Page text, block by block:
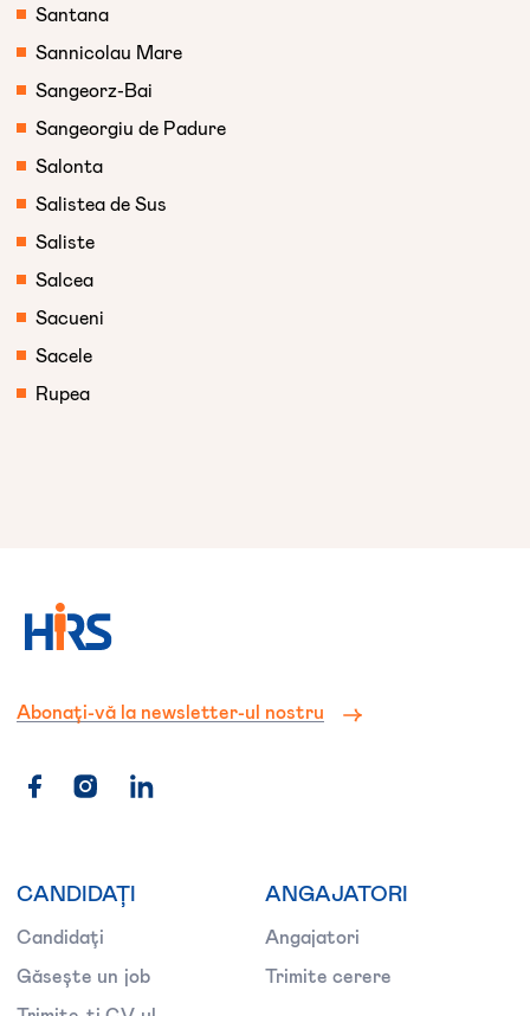
Santana
Sannicolau Mare
Sangeorz-Bai
Sangeorgiu de Padure
Salonta
Salistea de Sus
Saliste
Salcea
Sacueni
Sacele
Rupea
Abonați-vă la newsletter-ul nostru
CANDIDAȚI
Candidați
Găsește un job
ANGAJATORI
Angajatori
Trimite cerere